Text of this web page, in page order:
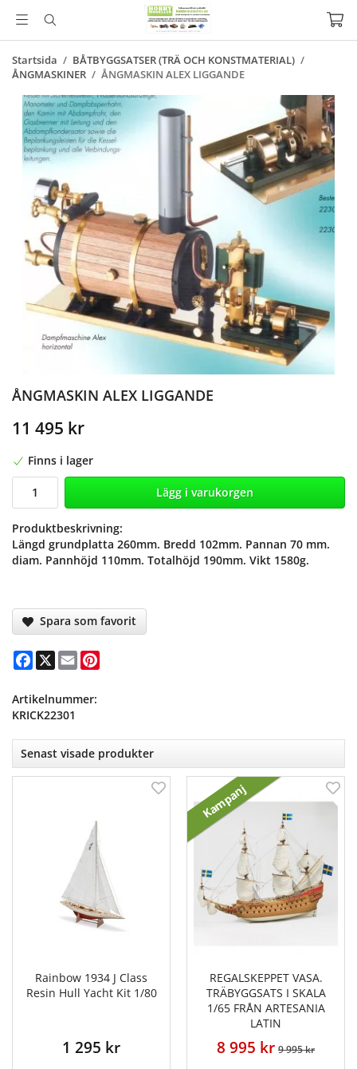
Startsida / BÅTBYGGSATSER (TRÄ OCH KONSTMATERIAL) /
ÅNGMASKINER / ÅNGMASKIN ALEX LIGGANDE
ÅNGMASKIN ALEX LIGGANDE
11 495 kr
Finns i lager
Lägg i varukorgen
Produktbeskrivning:
Längd grundplatta 260mm. Bredd 102mm. Pannan 70 mm.
diam. Pannhöjd 110mm. Totalhöjd 190mm. Vikt 1580g.
Spara som favorit
Facebook
X Email
Artikelnummer:
KRICK22301
Senast visade produkter
Rainbow 1934 J Class
Resin Hull Yacht Kit 1/80
1 295 kr
Kampanj
REGALSKEPPET VASA.
TRÄBYGGSATS I SKALA
1/65 FRÅN ARTESANIA
LATIN
8 995 kr 9 995 kr